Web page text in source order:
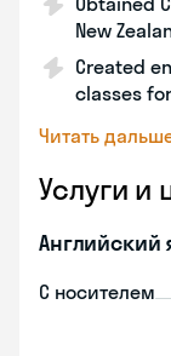
New
Created
classes
Читать
Услуги и
Английский
С носителем